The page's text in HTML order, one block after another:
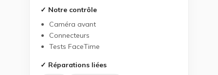
✓ Notre contrôle
Caméra avant
Connecteurs
Tests FaceTime
✓ Réparations liées